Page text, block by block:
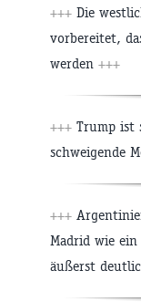
+++ Die
vorbereitet,
werden +++
+++ Trump ist
schweigende
+++
Madrid wie ein
äußerst